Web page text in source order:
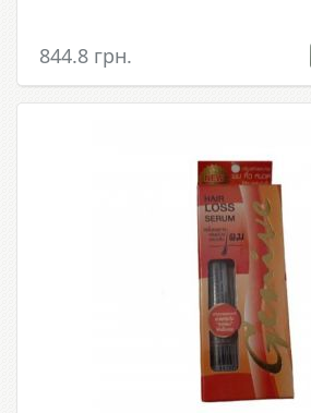
844.8 грн.